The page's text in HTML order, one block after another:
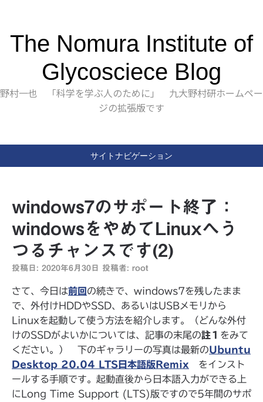
The Nomura Institute of
Glycosciece Blog
野村一也 「科学を学ぶ人のために」 九大野村研ホームペー
ジの拡張版です
サイトナビゲーション
windows7のサポート終了：
windowsをやめてLinuxへう
つるチャンスです(2)
投稿日: 2020年6月30日 投稿者: root
さて、今日は前回 の続きで、windows7を残したまま
で、外付けHDDやSSD、あるいはUSBメモリから
Linuxを起動して使う方法を紹介します。（どんな外付
けのSSDがよいかについては、記事の末尾の註１ をみて
ください。） 下のギャラリーの写真は最新のUbuntu
Desktop 20.04 LTS日本語版Remix をインスト
ールする手順です。起動直後から日本語入力ができる上
にLong Time Support (LTS)版ですので5年間のサポ